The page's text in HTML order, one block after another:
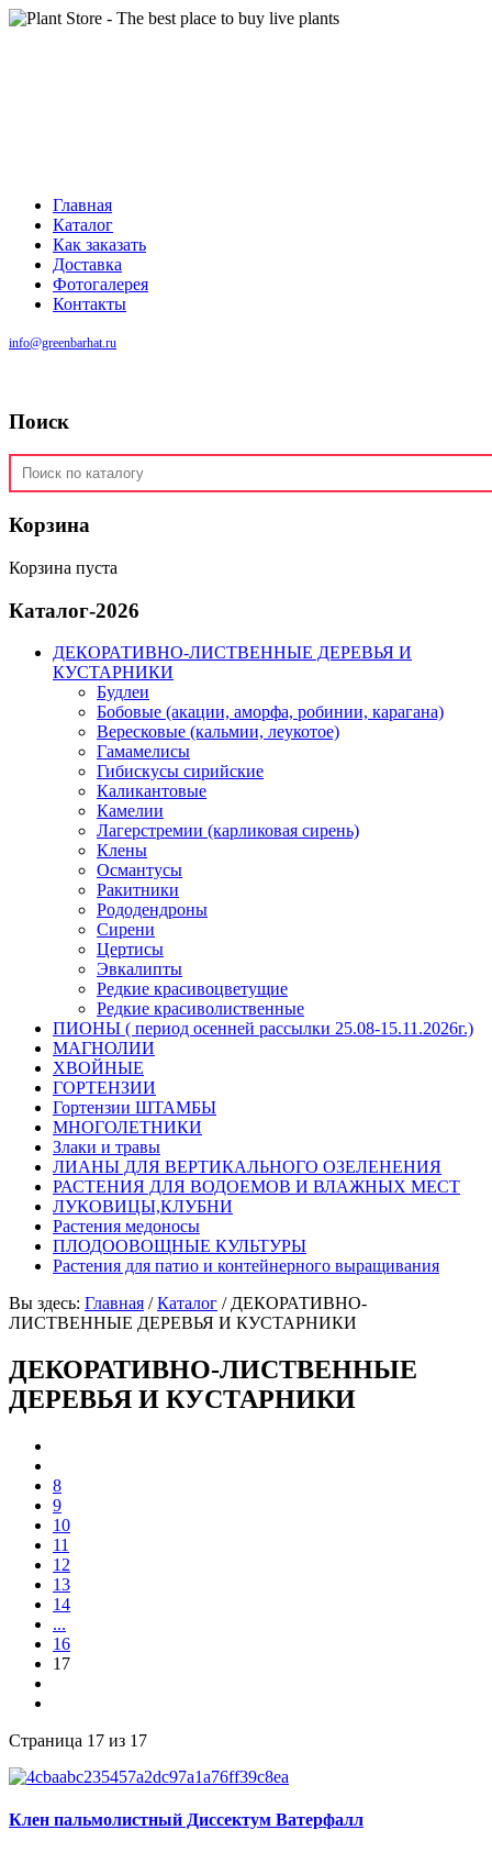
Главная
Каталог
Как заказать
Доставка
Фотогалерея
Контакты
info@greenbarhat.ru
Поиск
Корзина
Корзина пуста
Каталог-2026
ДЕКОРАТИВНО-ЛИСТВЕННЫЕ ДЕРЕВЬЯ И
КУСТАРНИКИ
Будлеи
Бобовые (акации, аморфа, робинии, карагана)
Вересковые (кальмии, леукотое)
Гамамелисы
Гибискусы сирийские
Каликантовые
Камелии
Лагерстремии (карликовая сирень)
Клены
Османтусы
Ракитники
Рододендроны
Сирени
Цертисы
Эвкалипты
Редкие красивоцветущие
Редкие красиволиственные
ПИОНЫ ( период осенней рассылки 25.08-15.11.2026г.)
МАГНОЛИИ
ХВОЙНЫЕ
ГОРТЕНЗИИ
Гортензии ШТАМБЫ
МНОГОЛЕТНИКИ
Злаки и травы
ЛИАНЫ ДЛЯ ВЕРТИКАЛЬНОГО ОЗЕЛЕНЕНИЯ
РАСТЕНИЯ ДЛЯ ВОДОЕМОВ И ВЛАЖНЫХ МЕСТ
ЛУКОВИЦЫ,КЛУБНИ
Растения медоносы
ПЛОДООВОЩНЫЕ КУЛЬТУРЫ
Растения для патио и контейнерного выращивания
Вы здесь: Главная /Каталог / ДЕКОРАТИВНО-
ЛИСТВЕННЫЕ ДЕРЕВЬЯ И КУСТАРНИКИ
ДЕКОРАТИВНО-ЛИСТВЕННЫЕ
ДЕРЕВЬЯ И КУСТАРНИКИ
8
9
10
11
12
13
14
...
16
17
Страница 17 из 17
Клен пальмолистный Диссектум Ватерфалл